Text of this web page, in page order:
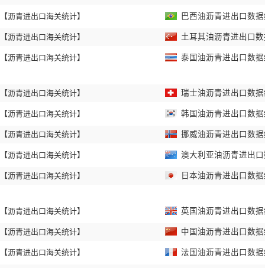
【沥青进出口海关统计】
【沥青进出口海关统计】
【沥青进出口海关统计】
【沥青进出口海关统计】
【沥青进出口海关统计】
【沥青进出口海关统计】
【沥青进出口海关统计】
【沥青进出口海关统计】
【沥青进出口海关统计】
【沥青进出口海关统计】
【沥青进出口海关统计】
巴西油沥青进出口数
土耳其油沥青进出口
泰国油沥青进出口数
瑞士油沥青进出口数
韩国油沥青进出口数
挪威油沥青进出口数
澳大利亚油沥青进出
日本油沥青进出口数
英国油沥青进出口数
中国油沥青进出口数
法国油沥青进出口数